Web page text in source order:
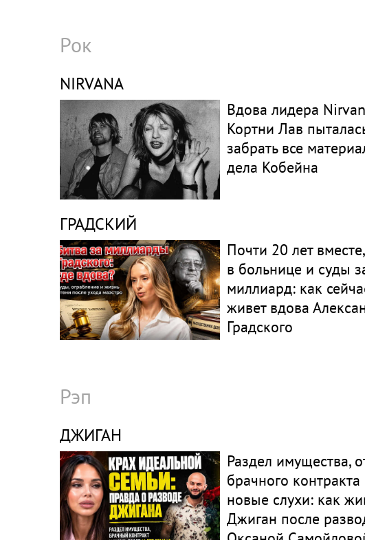
Рок
NIRVANA
Вдова лидера
Кортни Лав
забрать все
дела Кобейна
ГРАДСКИЙ
Почти 20 лет
в больнице и суды
миллиард: как
живет вдова
Градского
Рэп
ДЖИГАН
Раздел имущества,
брачного контракта
новые слухи: как
Джиган после